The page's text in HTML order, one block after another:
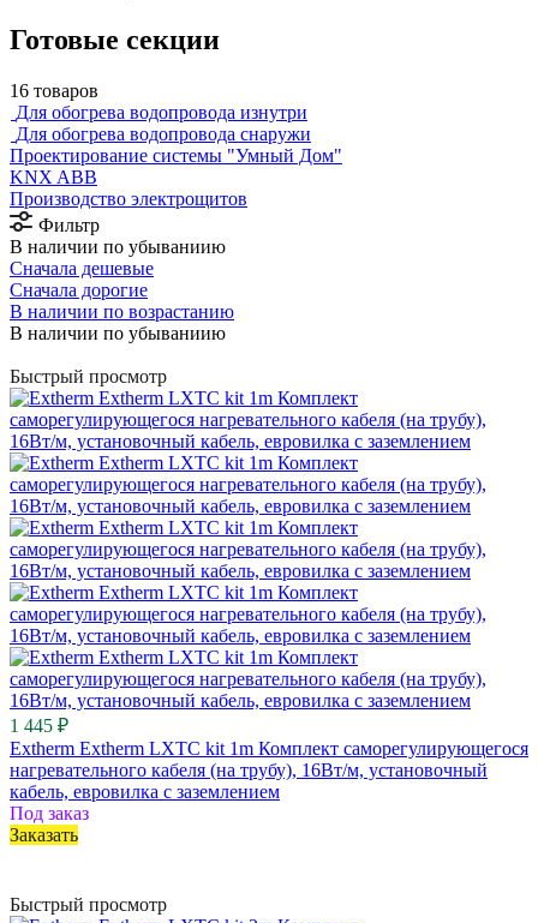
Готовые секции
16 товаров
Для обогрева водопровода изнутри
Для обогрева водопровода снаружи
Проектирование системы "Умный Дом"
⁠KNX ABB
Производство электрощитов
Фильтр
В наличии по убываниию
Сначала дешевые
Сначала дорогие
В наличии по возрастанию
В наличии по убываниию
Быстрый просмотр
1 445 ₽
Extherm Extherm LXTC kit 1m Комплект саморегулирующегося
нагревательного кабеля (на трубу), 16Вт/м, установочный
кабель, евровилка с заземлением
Под заказ
Заказать
Быстрый просмотр